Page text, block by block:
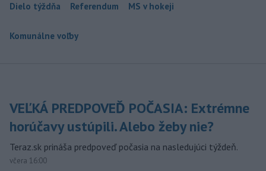
Dielo týždňa Referendum MS v hokeji
Komunálne voľby
VEĽKÁ PREDPOVEĎ POČASIA: Extrémne
horúčavy ustúpili. Alebo žeby nie?
Teraz.sk prináša predpoveď počasia na nasledujúci týždeň.
včera 16:00